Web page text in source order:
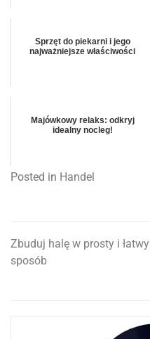
Sprzęt do piekarni i jego
najważniejsze właściwości
Majówkowy relaks: odkryj
idealny nocleg!
Posted in Handel
Nawigacja
wpisu
Zbuduj halę w prosty i łatwy
sposób